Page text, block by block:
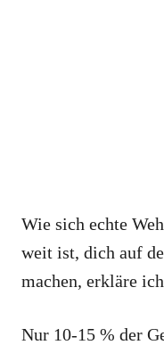
Wie sich echte
weit ist, dich auf
machen, erkläre
Nur 10-15 % der